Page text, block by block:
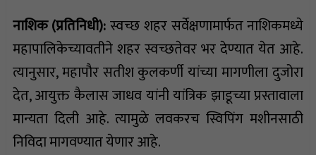
नाशिक (प्रतिनिधी):स्वच्छ शहर सर्वेक्षणामार्फत नाशिकमध्ये
महापालिकेच्यावतीने शहर स्वच्छतेवर भर देण्यात येत आहे.
त्यानुसार, महापौर सतीश कुलकर्णी यांच्या मागणीला दुजोरा
देत, आयुक्त कैलास जाधव यांनी यांत्रिक झाडूच्या प्रस्तावाला
मान्यता दिली आहे. त्यामुळे लवकरच स्विपिंग मशीनसाठी
निविदा मागवण्यात येणार आहे.